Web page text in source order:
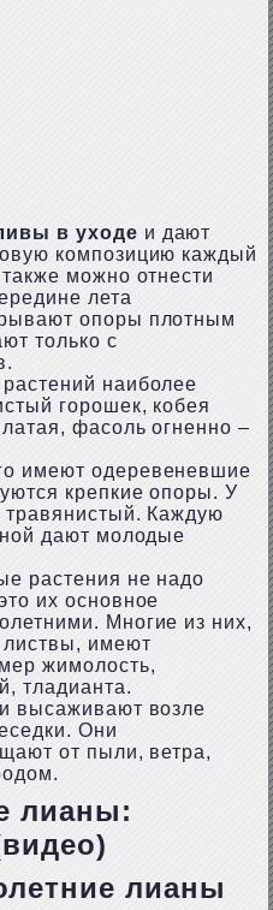
в уходе и дают
композицию каждый
можно отнести
лета
опоры плотным
только с
наиболее
горошек, кобея
фасоль огненно –
имеют одеревеневшие
крепкие опоры. У
травянистый. Каждую
дают молодые
растения не надо
их основное
Многие из них,
листвы, имеют
жимолость,
тладианта.
высаживают возле
Они
от пыли, ветра,
лианы:
лианы